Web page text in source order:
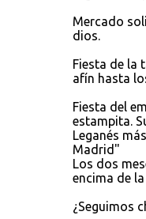
Mercado
dios.
Fiesta de la
afín hasta
Fiesta del
estampita.
Leganés
Madrid"
Los dos
encima de
¿Seguimos